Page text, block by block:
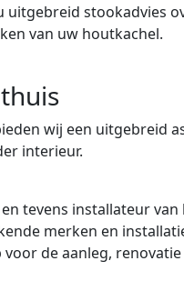
uitgebreid stookadvies
van uw houtkachel.
wij een uitgebreid
interieur.
tevens installateur
merken en
de aanleg,